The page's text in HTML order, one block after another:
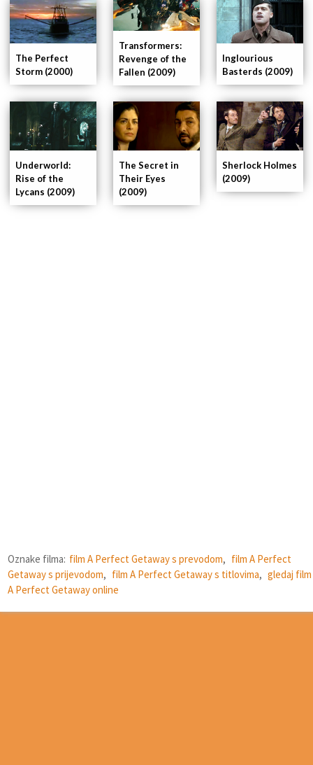
The Perfect
Storm (2000)
Sherlock Holmes
(2009)
The Secret in
Their Eyes
(2009)
Underworld:
Rise of the
Lycans (2009)
Inglourious
Basterds (2009)
Transformers:
Revenge of the
Fallen (2009)
Oznake filma: film A Perfect Getaway s prevodom, film A Perfect
Getaway s prijevodom, film A Perfect Getaway s titlovima, gledaj film
A Perfect Getaway online